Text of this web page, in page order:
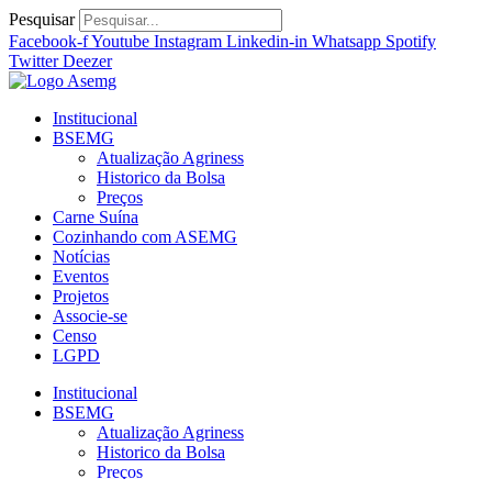
Ir
para
o
conteúdo
Pesquisar
Facebook-fYoutube Instagram Linkedin-in Whatsapp Spotify
Twitter Deezer
Institucional
BSEMG
Atualização Agriness
Historico da Bolsa
Preços
Carne Suína
Cozinhando com ASEMG
Notícias
Eventos
Projetos
Associe-se
Censo
LGPD
Institucional
BSEMG
Atualização Agriness
Historico da Bolsa
Preços